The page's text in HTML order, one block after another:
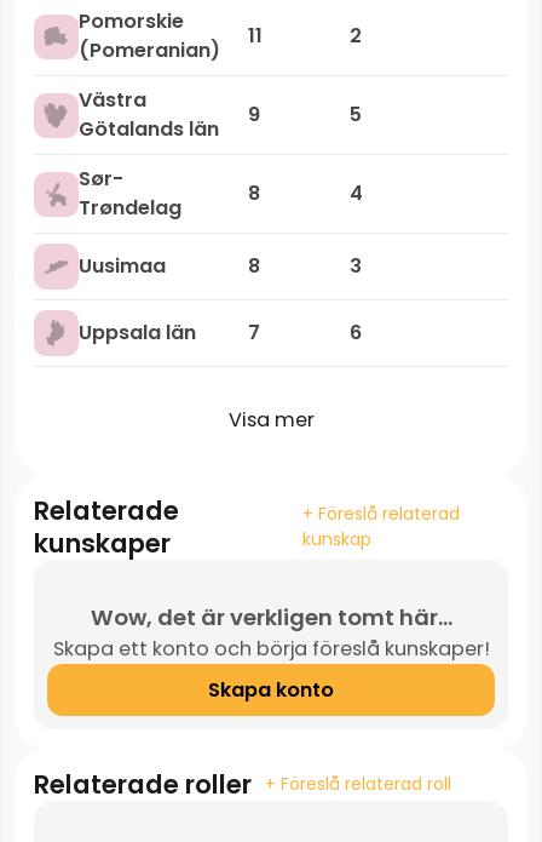
Pomorskie
(Pomeranian)
11 2
Västra
Götalands län
9 5
Sør-
Trøndelag
8 4
Uusimaa 8 3
Uppsala län 7 6
Visa mer
Relaterade
kunskaper
+ Föreslå relaterad
kunskap
Wow, det är verkligen tomt här...
Skapa ett konto och börja föreslå kunskaper!
Skapa konto
Relaterade roller + Föreslå relaterad roll